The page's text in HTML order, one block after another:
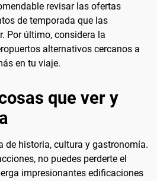
revisar las ofertas
de temporada que las
Por último, considera la
alternativos cercanos a
en tu viaje.
que ver y
de historia, cultura y gastronomía.
no puedes perderte el
impresionantes edificaciones